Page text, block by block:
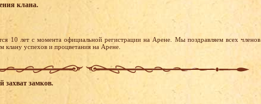
клана.
10 лет с момента официальной регистрации на Арене. Мы поздравляем всех членов
клану успехов и процветания на Арене.
захват замков.